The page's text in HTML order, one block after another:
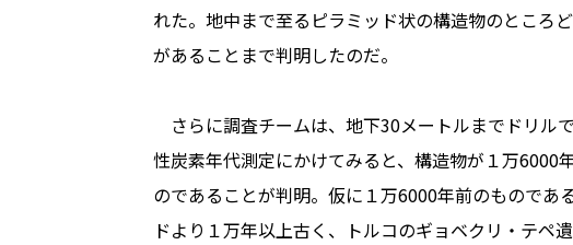
れた。地中まで至るピラミッド状の構造物のところ
があることまで判明したのだ。
さらに調査チームは、地下30メートルまでドリル
性炭素年代測定にかけてみると、構造物が１万6000
のであることが判明。仮に１万6000年前のものであ
ドより１万年以上古く、トルコのギョベクリ・テペ